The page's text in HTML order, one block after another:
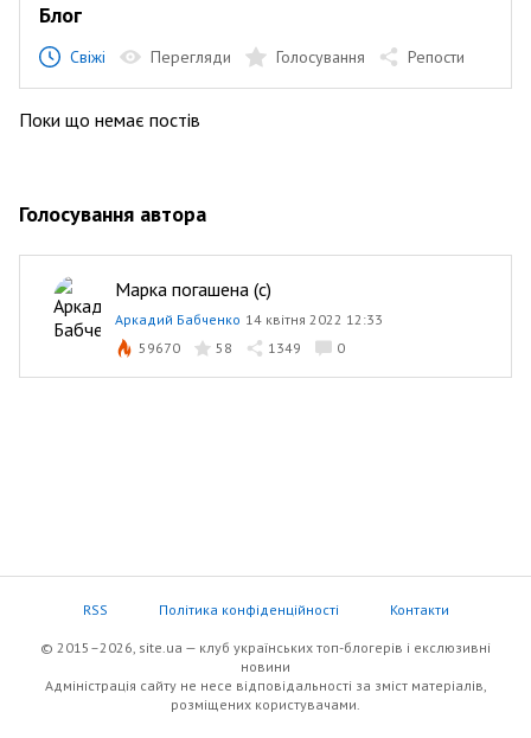
Блог
Свіжі Перегляди Голосування Репости
Поки що немає постів
Голосування автора
Марка погашена (с)
Аркадий Бабченко 14 квітня 2022 12:33
59670
58 1349 0
RSS Політика конфіденційності Контакти
© 2015–2026, site.ua — клуб українських топ-блогерів i екслюзивнi
новини
Адміністрація сайту не несе відповідальності за зміст матеріалів,
розміщених користувачами.